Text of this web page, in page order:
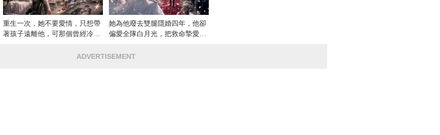
重生一次，她不要愛情，只想帶
著孩子遠離他，可那個曾經冷漠
她為他廢去雙腿隱婚四年，他卻
偏愛全隊白月光，把救命摯愛當
ADVERTISEMENT